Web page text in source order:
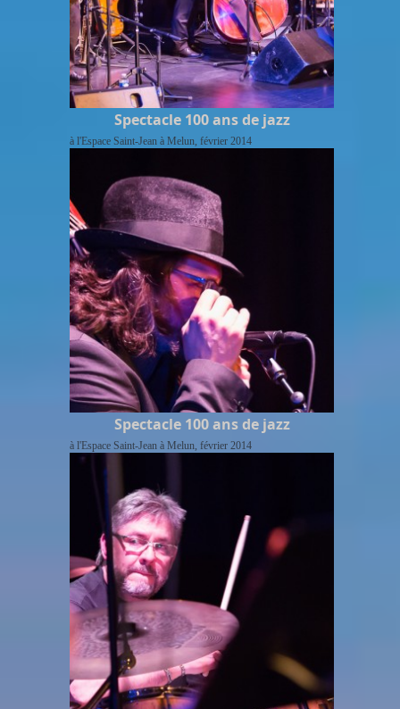
Spectacle 100 ans de jazz
à l'Espace Saint-Jean à Melun, février 2014
Spectacle 100 ans de jazz
à l'Espace Saint-Jean à Melun, février 2014